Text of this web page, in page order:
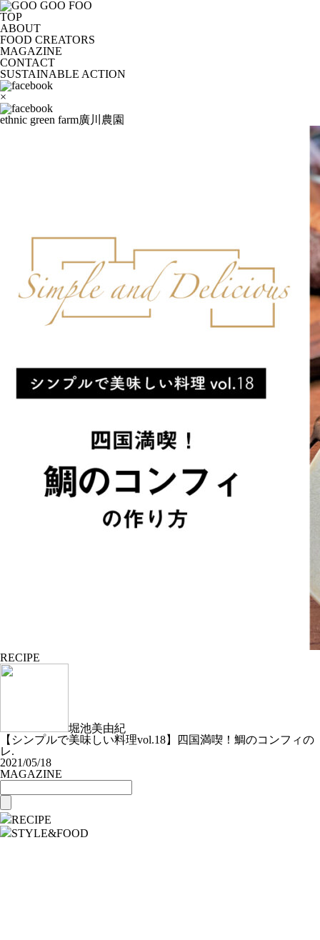
TOP
ABOUT
FOOD CREATORS
MAGAZINE
CONTACT
SUSTAINABLE ACTION
×
ethnic green farm廣川農園
RECIPE
堀池美由紀
【シンプルで美味しい料理vol.18】四国満喫！鯛のコンフィの
レ.
2021/05/18
MAGAZINE
RECIPE
STYLE&FOOD